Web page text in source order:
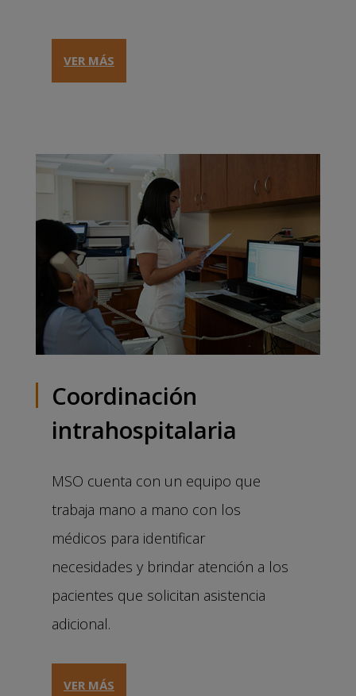
VER MÁS
Coordinación
intrahospitalaria
MSO cuenta con un equipo que
trabaja mano a mano con los
médicos para identificar
necesidades y brindar atención a los
pacientes que solicitan asistencia
adicional.
VER MÁS